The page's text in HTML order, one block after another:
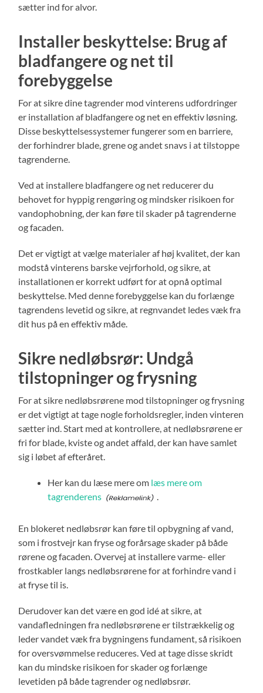
sætter ind for alvor.
Installer beskyttelse: Brug af
bladfangere og net til
forebyggelse
For at sikre dine tagrender mod vinterens udfordringer
er installation af bladfangere og net en effektiv løsning.
Disse beskyttelsessystemer fungerer som en barriere,
der forhindrer blade, grene og andet snavs i at tilstoppe
tagrenderne.
Ved at installere bladfangere og net reducerer du
behovet for hyppig rengøring og mindsker risikoen for
vandophobning, der kan føre til skader på tagrenderne
og facaden.
Det er vigtigt at vælge materialer af høj kvalitet, der kan
modstå vinterens barske vejrforhold, og sikre, at
installationen er korrekt udført for at opnå optimal
beskyttelse. Med denne forebyggelse kan du forlænge
tagrendens levetid og sikre, at regnvandet ledes væk fra
dit hus på en effektiv måde.
Sikre nedløbsrør: Undgå
tilstopninger og frysning
For at sikre nedløbsrørene mod tilstopninger og frysning
er det vigtigt at tage nogle forholdsregler, inden vinteren
sætter ind. Start med at kontrollere, at nedløbsrørene er
fri for blade, kviste og andet affald, der kan have samlet
sig i løbet af efteråret.
Her kan du læse mere om læs mere om
tagrenderens
.
En blokeret nedløbsrør kan føre til opbygning af vand,
som i frostvejr kan fryse og forårsage skader på både
rørene og facaden. Overvej at installere varme- eller
frostkabler langs nedløbsrørene for at forhindre vand i
at fryse til is.
Derudover kan det være en god idé at sikre, at
vandafledningen fra nedløbsrørene er tilstrækkelig og
leder vandet væk fra bygningens fundament, så risikoen
for oversvømmelse reduceres. Ved at tage disse skridt
kan du mindske risikoen for skader og forlænge
levetiden på både tagrender og nedløbsrør.